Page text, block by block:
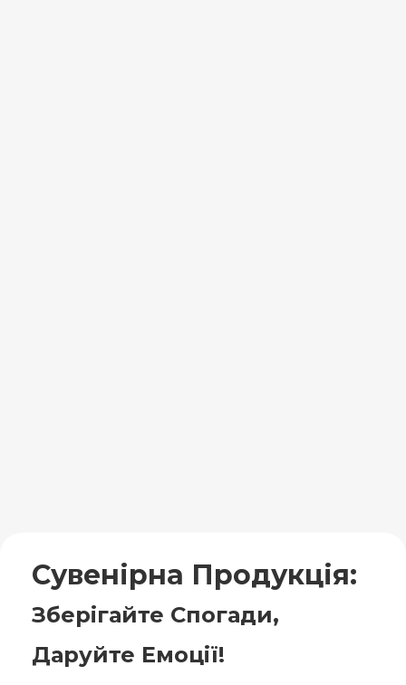
Сувенірна Продукція:
Зберігайте Спогади,
Даруйте Емоції!